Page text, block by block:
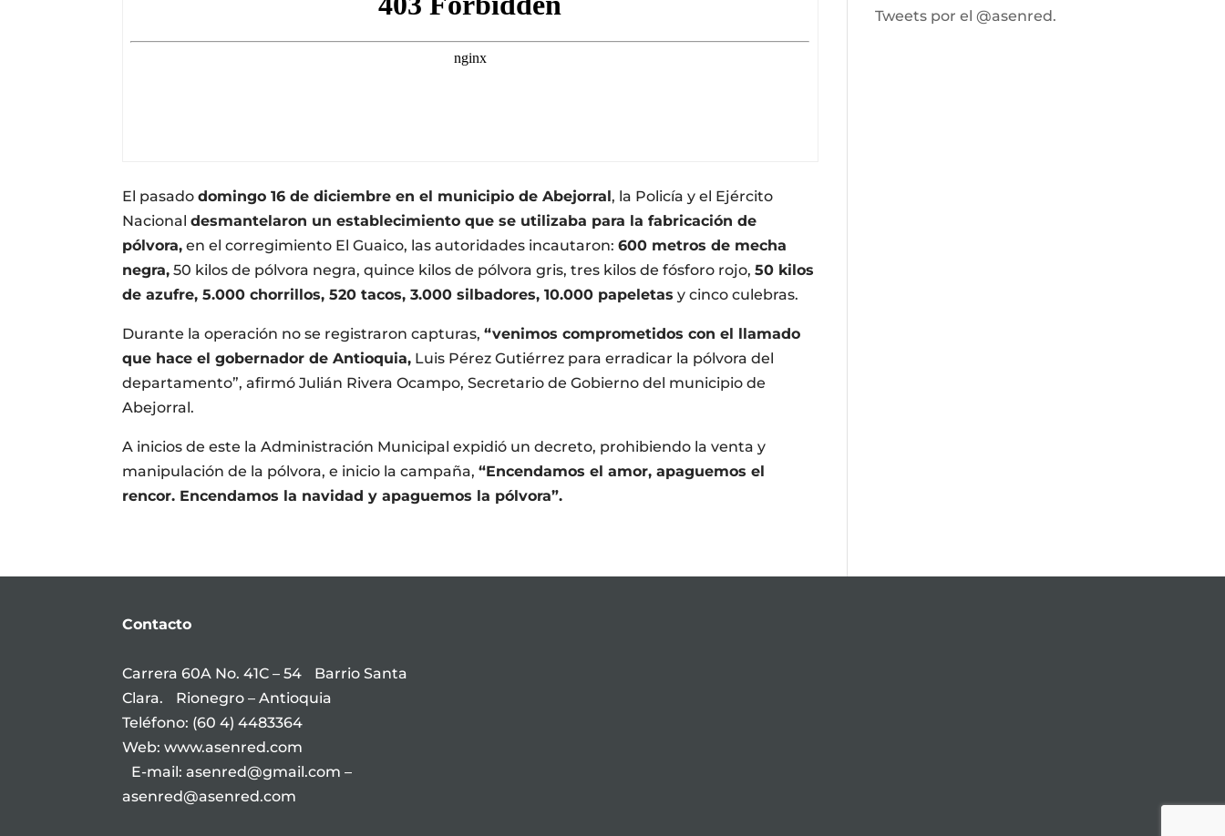
El pasadodomingo 16 de diciembre en el municipio de Abejorral, la Policía y el Ejército
Nacionaldesmantelaron un establecimiento que se utilizaba para la fabricación de
pólvora, en el corregimiento El Guaico, las autoridades incautaron:600 metros de mecha
negra, 50 kilos de pólvora negra, quince kilos de pólvora gris, tres kilos de fósforo rojo,50 kilos
de azufre, 5.000 chorrillos, 520 tacos, 3.000 silbadores, 10.000 papeletas y cinco culebras.
Durante la operación no se registraron capturas,“venimos comprometidos con el llamado
que hace el gobernador de Antioquia, Luis Pérez Gutiérrez para erradicar la pólvora del
departamento”, afirmó Julián Rivera Ocampo, Secretario de Gobierno del municipio de
Abejorral.
A inicios de este la Administración Municipal expidió un decreto, prohibiendo la venta y
manipulación de la pólvora, e inicio la campaña,“Encendamos el amor, apaguemos el
rencor. Encendamos la navidad y apaguemos la pólvora”.
Tweets por el @asenred.
Contacto
Carrera 60A No. 41C – 54 Barrio Santa
Clara. Rionegro – Antioquia
Teléfono: (60 4) 4483364
Web: www.asenred.com
E-mail: asenred@gmail.com –
asenred@asenred.com